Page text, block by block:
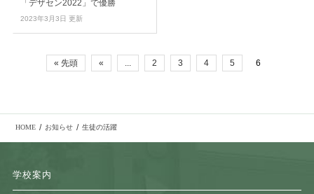
「デザセン2022」で優勝
2023年3月3日 更新
« 先頭 « ... 2 3 4 5 6
HOME / お知らせ / 生徒の活躍
学校案内